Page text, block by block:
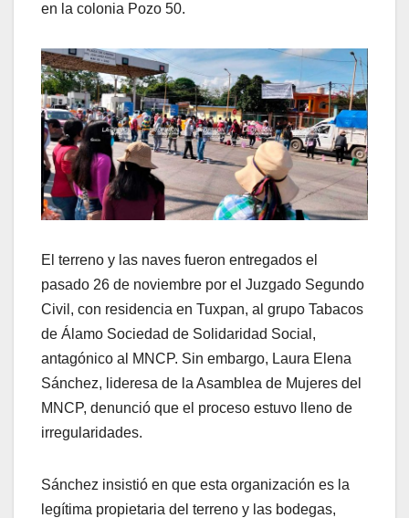
en la colonia Pozo 50.
El terreno y las naves fueron entregados el
pasado 26 de noviembre por el Juzgado Segundo
Civil, con residencia en Tuxpan, al grupo Tabacos
de Álamo Sociedad de Solidaridad Social,
antagónico al MNCP. Sin embargo, Laura Elena
Sánchez, lideresa de la Asamblea de Mujeres del
MNCP, denunció que el proceso estuvo lleno de
irregularidades.
Sánchez insistió en que esta organización es la
legítima propietaria del terreno y las bodegas,